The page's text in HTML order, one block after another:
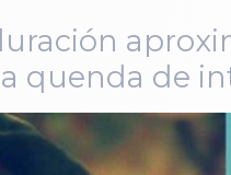
quenda de